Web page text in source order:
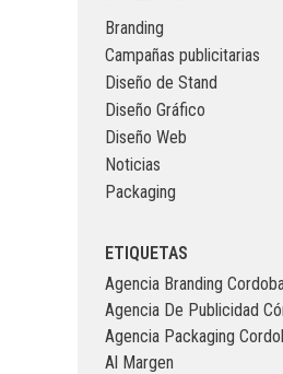
Branding
Campañas publicitarias
Diseño de Stand
Diseño Gráfico
Diseño Web
Noticias
Packaging
ETIQUETAS
Agencia Branding
Agencia De Publicidad
Agencia Packaging
Al Margen